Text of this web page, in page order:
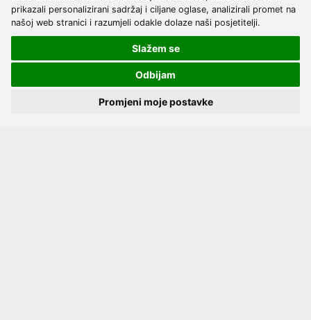
prikazali personalizirani sadržaj i ciljane oglase, analizirali promet na
našoj web stranici i razumjeli odakle dolaze naši posjetitelji.
Slažem se
Odbijam
Promjeni moje postavke
Proizvođači
Katalozi
Načini plaćanja
Kako naručiti?
Opći uvjeti online kupovine